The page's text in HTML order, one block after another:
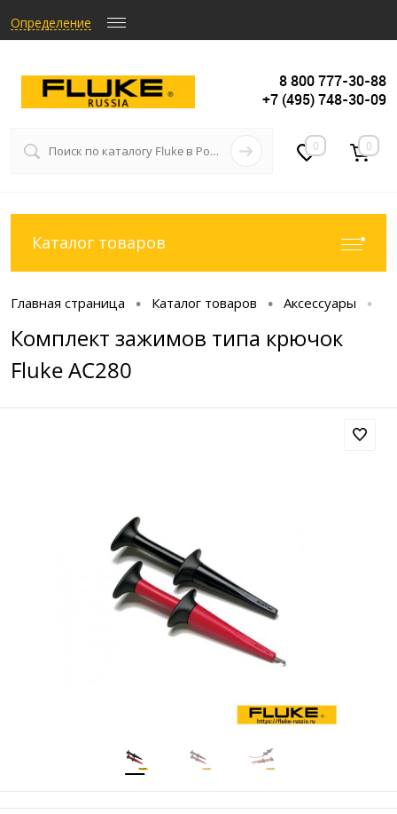
Определение
8 800 777-30-88
+7 (495) 748-30-09
0 0
Каталог товаров
Главная страница • Каталог товаров • Аксессуары •
Комплект зажимов типа крючок
Fluke AC280